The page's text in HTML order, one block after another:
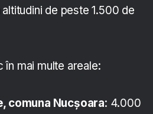
de peste 1.500 de
în mai multe areale:
comuna Nucșoara: 4.000